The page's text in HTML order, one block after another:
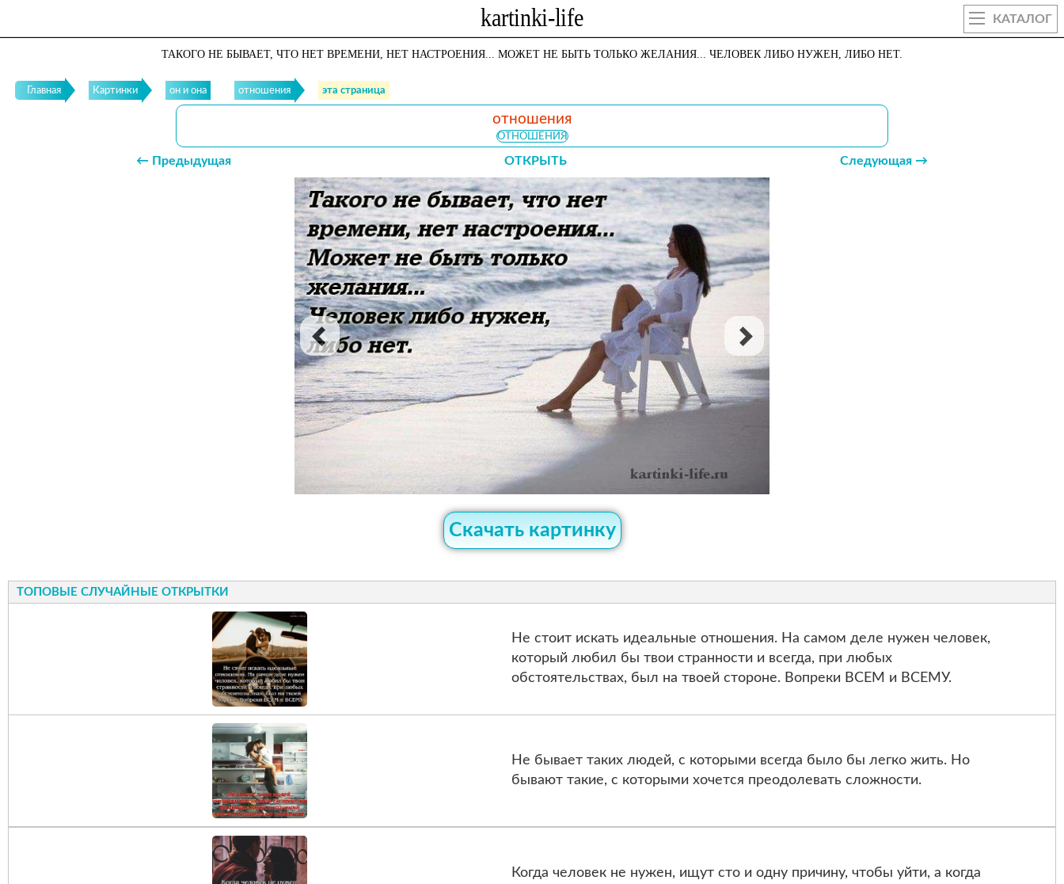
КАТАЛОГ
ТАКОГО НЕ БЫВАЕТ, ЧТО НЕТ ВРЕМЕНИ, НЕТ НАСТРОЕНИЯ... МОЖЕТ НЕ БЫТЬ ТОЛЬКО ЖЕЛАНИЯ... ЧЕЛОВЕК ЛИБО НУЖЕН, ЛИБО НЕТ.
Главная Картинки он и она отношения эта страница
отношения
ОТНОШЕНИЯ
← Предыдущая ОТКРЫТЬ Следующая →
Скачать картинку
ТОПОВЫЕ СЛУЧАЙНЫЕ ОТКРЫТКИ
Не стоит искать идеальные отношения. На самом деле нужен человек,
который любил бы твои странности и всегда, при любых
обстоятельствах, был на твоей стороне. Вопреки ВСЕМ и ВСЕМУ.
Не бывает таких людей, с которыми всегда было бы легко жить. Но
бывают такие, с которыми хочется преодолевать сложности.
Когда человек не нужен, ищут сто и одну причину, чтобы уйти, а когда